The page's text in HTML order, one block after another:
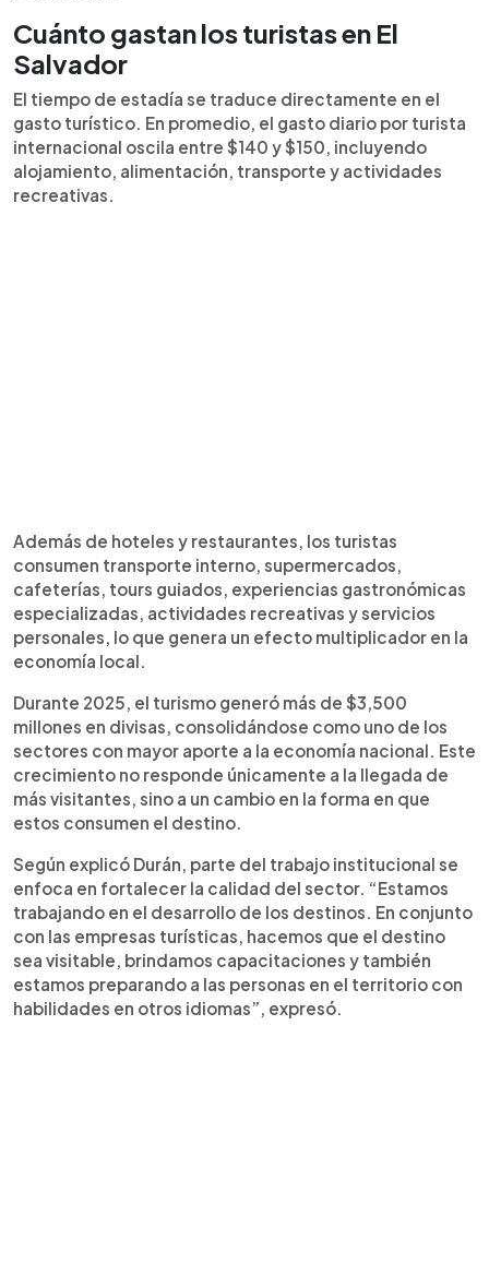
Cuánto gastan los turistas en El
Salvador
El tiempo de estadía se traduce directamente en el
gasto turístico. En promedio, el gasto diario por turista
internacional oscila entre $140 y $150, incluyendo
alojamiento, alimentación, transporte y actividades
recreativas.
Además de hoteles y restaurantes, los turistas
consumen transporte interno, supermercados,
cafeterías, tours guiados, experiencias gastronómicas
especializadas, actividades recreativas y servicios
personales, lo que genera un efecto multiplicador en la
economía local.
Durante 2025, el turismo generó más de $3,500
millones en divisas, consolidándose como uno de los
sectores con mayor aporte a la economía nacional. Este
crecimiento no responde únicamente a la llegada de
más visitantes, sino a un cambio en la forma en que
estos consumen el destino.
Según explicó Durán, parte del trabajo institucional se
enfoca en fortalecer la calidad del sector. “Estamos
trabajando en el desarrollo de los destinos. En conjunto
con las empresas turísticas, hacemos que el destino
sea visitable, brindamos capacitaciones y también
estamos preparando a las personas en el territorio con
habilidades en otros idiomas”, expresó.